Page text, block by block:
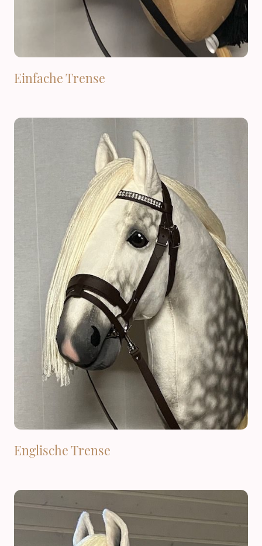
Einfache Trense
Englische Trense